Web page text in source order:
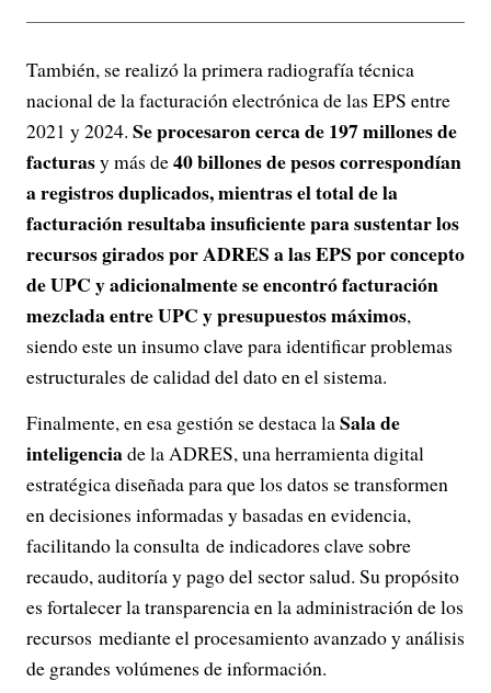
También, se realizó la primera radiografía técnica
nacional de la facturación electrónica de las EPS entre
2021 y 2024. Se procesaron cerca de 197 millones de
facturasy más de40 billones de pesos correspondían
a registros duplicados, mientras el total de la
facturación resultaba insuficiente para sustentar los
recursos girados por ADRES a las EPS por concepto
de UPC y adicionalmente se encontró facturación
mezclada entre UPC y presupuestos máximos,
siendo este un insumo clave para identificar problemas
estructurales de calidad del dato en el sistema.
Finalmente, en esa gestión se destaca laSala de
inteligenciade la ADRES, una herramienta digital
estratégica diseñada para que los datos se transformen
en decisiones informadas y basadas en evidencia,
facilitando la consulta de indicadores clave sobre
recaudo, auditoría y pago del sector salud. Su propósito
es fortalecer la transparencia en la administración de los
recursos mediante el procesamiento avanzado y análisis
de grandes volúmenes de información.